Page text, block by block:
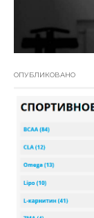
ОПУБЛИКОВАНО